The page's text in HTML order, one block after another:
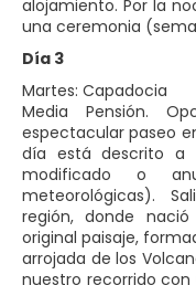
alojamiento. Por la
una ceremonia
Día 3
Martes: Capadocia
Media Pensión.
espectacular paseo
día está descrito a
modificado o
meteorológicas).
región, donde
original paisaje,
arrojada de los
nuestro recorrido